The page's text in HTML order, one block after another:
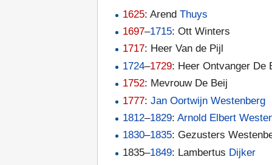
1625: ArendThuys
1697–1715: Ott Winters
1717: Heer Van de Pijl
1724–1729: Heer Ontvanger De
1752: Mevrouw De Beij
1777:Jan Oortwijn Westenberg
1812–1829:Arnold Elbert
1830–1835: Gezusters
1835–1849: Lambertus Dijker